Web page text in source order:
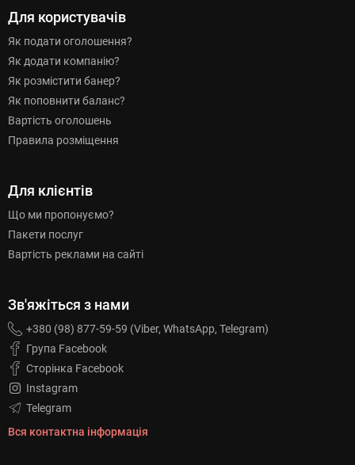
Для користувачів
Як подати оголошення?
Як додати компанію?
Як розмістити банер?
Як поповнити баланс?
Вартість оголошень
Правила розміщення
Для клієнтів
Що ми пропонуємо?
Пакети послуг
Вартість реклами на сайті
Зв'яжіться з нами
+380 (98) 877-59-59 (Viber, WhatsApp, Telegram)
Група Facebook
Сторінка Facebook
Instagram
Telegram
Вся контактна інформація